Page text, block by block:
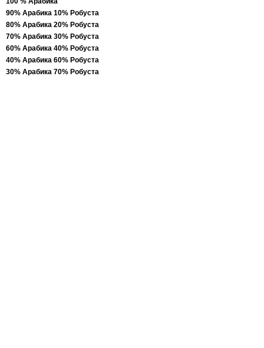
90% Арабика 10% Робуста
80% Арабика 20% Робуста
70% Арабика 30% Робуста
60% Арабика 40% Робуста
40% Арабика 60% Робуста
30% Арабика 70% Робуста